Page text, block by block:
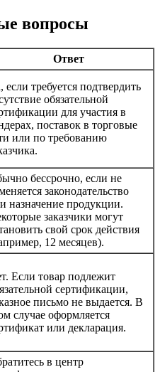
вопросы
Ответ
если требуется подтвердить
обязательной
для участия в
поставок в торговые
или по требованию
бессрочно, если не
законодательство
назначение продукции.
заказчики могут
свой срок действия
12 месяцев).
Если товар подлежит
сертификации,
письмо не выдается. В
случае оформляется
или декларация.
в центр